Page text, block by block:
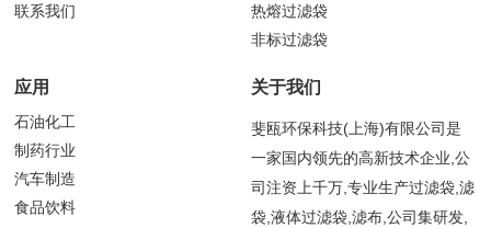
联系我们
热熔过滤袋
非标过滤袋
应用
石油化工
制药行业
汽车制造
食品饮料
关于我们
斐瓯环保科技(上海)有限公司是
一家国内领先的高新技术企业,公
司注资上千万,专业生产过滤袋,滤
袋,液体过滤袋,滤布,公司集研发,